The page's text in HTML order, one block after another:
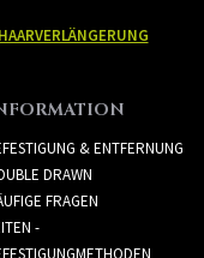
& ENTFERNUNG
DRAWN
FRAGEN
-